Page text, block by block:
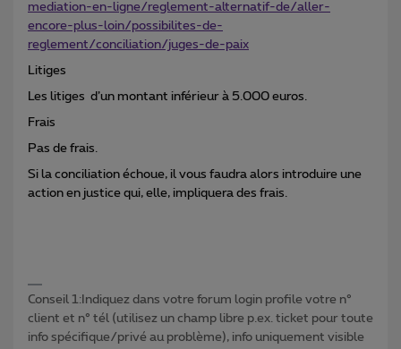
mediation-en-ligne/reglement-alternatif-de/aller-
encore-plus-loin/possibilites-de-
reglement/conciliation/juges-de-paix
Litiges
Les litiges d’un montant inférieur à 5.000 euros.
Frais
Pas de frais.
Si la conciliation échoue, il vous faudra alors introduire une
action en justice qui, elle, impliquera des frais.
Conseil 1:Indiquez dans votre forum login profile votre n°
client et n° tél (utilisez un champ libre p.ex. ticket pour toute
info spécifique/privé au problème), info uniquement visible